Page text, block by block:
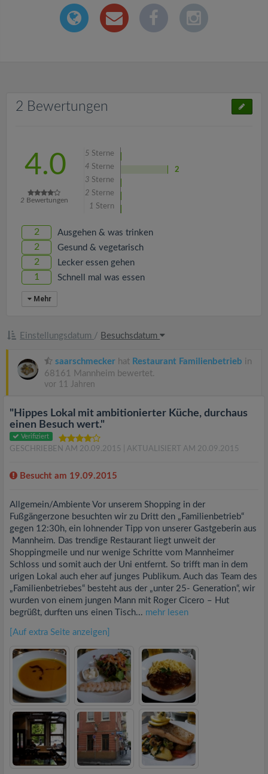
2 Bewertungen
4.0
2 Bewertungen
5 Sterne
4 Sterne
2
3 Sterne
2 Sterne
1 Stern
2 Ausgehen & was trinken
2 Gesund & vegetarisch
2 Lecker essen gehen
1 Schnell mal was essen
Mehr
Einstellungsdatum / Besuchsdatum
saarschmecker hat Restaurant Familienbetrieb in
68161 Mannheim bewertet.
vor 11 Jahren
"Hippes Lokal mit ambitionierter Küche, durchaus
einen Besuch wert."
Verifiziert
GESCHRIEBEN AM 20.09.2015 | AKTUALISIERT AM 20.09.2015
Besucht am 19.09.2015
Allgemein/Ambiente Vor unserem Shopping in der
Fußgängerzone besuchten wir zu Dritt den „Familienbetrieb“
gegen 12:30h, ein lohnender Tipp von unserer Gastgeberin aus
Mannheim. Das trendige Restaurant liegt unweit der
Shoppingmeile und nur wenige Schritte vom Mannheimer
Schloss und somit auch der Uni entfernt. So trifft man in dem
urigen Lokal auch eher auf junges Publikum. Auch das Team des
„Familienbetriebes“ besteht aus der „unter 25- Generation“, wir
wurden von einem jungen Mann mit Roger Cicero – Hut
begrüßt, durften uns einen Tisch... mehr lesen
[Auf extra Seite anzeigen]